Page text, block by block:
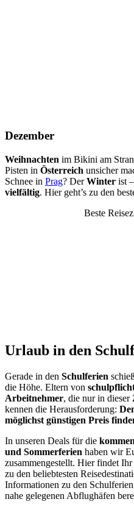
Dezember
Weihnachten im Bikini am
Pisten in Österreich unsicher
Schnee in Prag? DerWinter ist
vielfältig. Hier geht’s zu den
Beste
Urlaub in den
Gerade in den Schulferien
die Höhe. Eltern von
Arbeitnehmer, die nur in dieser
kennen die Herausforderung:
möglichst günstigen Preis
In unseren Deals für die
und Sommerferien haben wir
zusammengestellt. Hier findet Ihr
zu den beliebtesten
Informationen zu den
nahe gelegenen Abflughäfen